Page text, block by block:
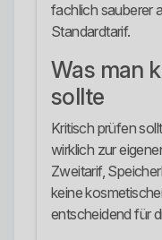
fachlich sauberer
Standardtarif.
Was man
sollte
Kritisch prüfen
wirklich zur
Zweitarif,
keine
entscheidend für